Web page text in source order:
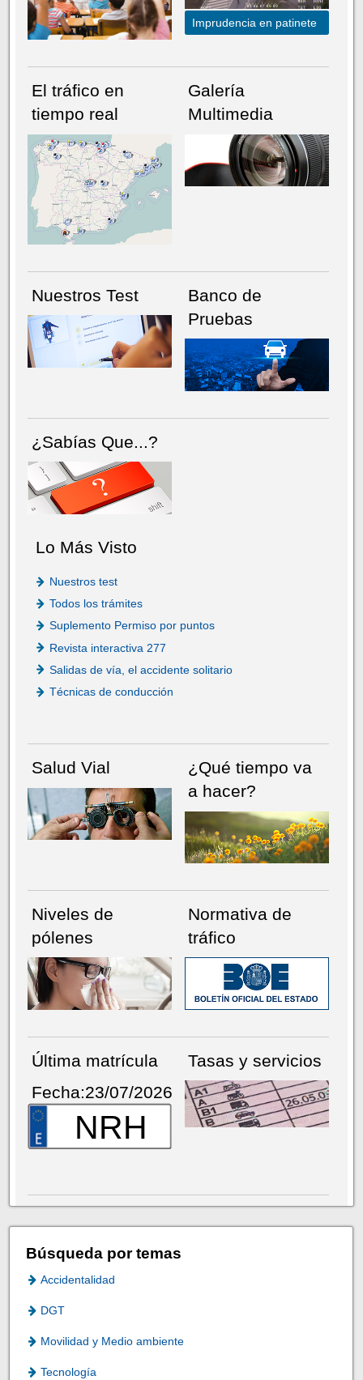
NÚMERO ACTUALHEMEROTECA
Imprudencia en patinete
El tráfico en
tiempo real
Galería
Multimedia
Nuestros Test
Banco de
Pruebas
¿Sabías Que...?
Lo Más Visto
Nuestros test
Todos los trámites
Suplemento Permiso por puntos
Revista interactiva 277
Salidas de vía, el accidente solitario
Técnicas de conducción
Salud Vial
¿Qué tiempo va
a hacer?
Niveles de
pólenes
Normativa de
tráfico
Última matrícula
Fecha:23/07/2026
NRH
Tasas y servicios
Búsqueda por temas
Accidentalidad
DGT
Movilidad y Medio ambiente
Tecnología